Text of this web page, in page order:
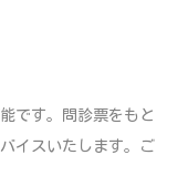
です。問診票をもと
イスいたします。ご